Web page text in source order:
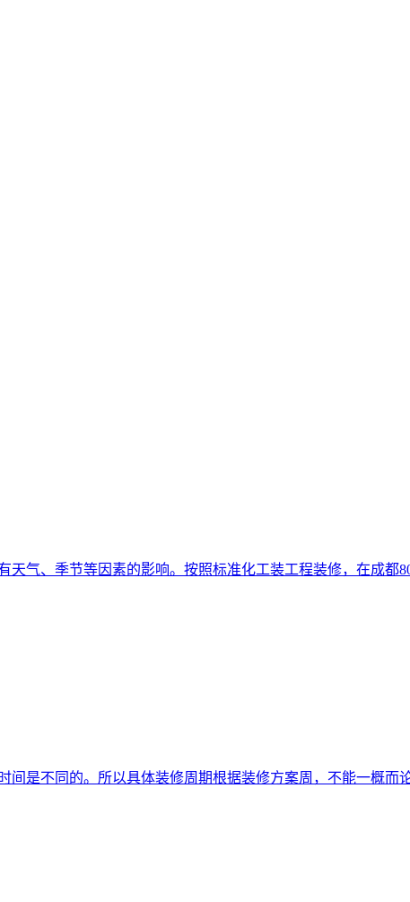
气、季节等因素的影响。按照标准化工装工程装修，在成都
是不同的。所以具体装修周期根据装修方案周，不能一概而论